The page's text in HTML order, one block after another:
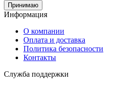
Принимаю
Информация
О компании
Оплата и доставка
Политика безопасности
Контакты
Служба поддержки